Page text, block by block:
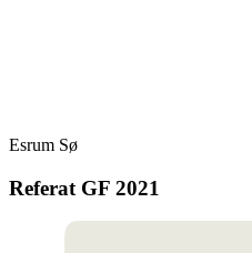
Esrum Sø
Referat GF 2021